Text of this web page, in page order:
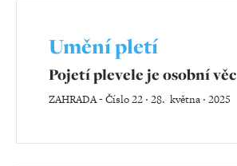
Umění pletí
Pojetí plevele je osobní věc
ZAHRADA-Číslo 22 ‧ 28. května ‧ 2025